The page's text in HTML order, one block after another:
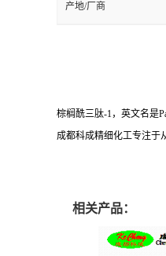
产地/厂商
棕榈酰三肽-1，英文名是
成都科成精细化工专注于
相关产品：